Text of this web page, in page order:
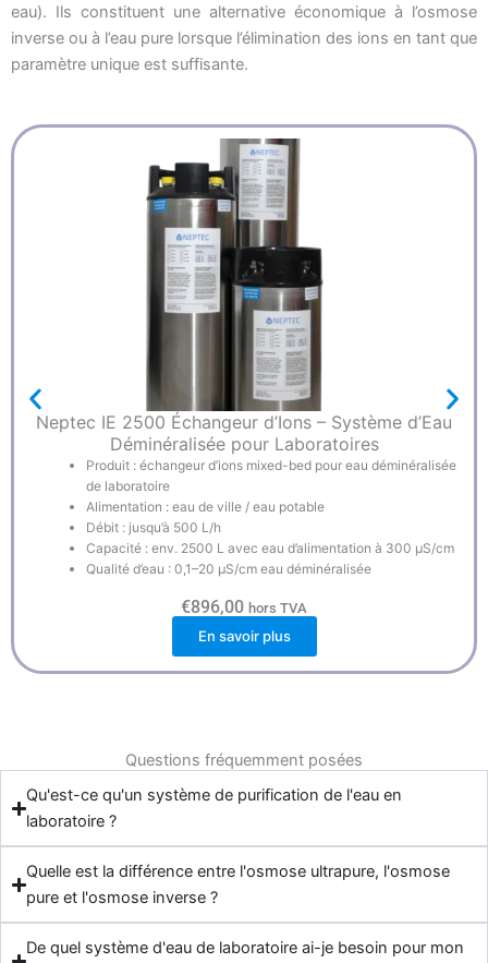
eau). Ils constituent une alternative économique à l’osmose
inverse ou à l’eau pure lorsque l’élimination des ions en tant que
paramètre unique est suffisante.
Neptec IE 2500 Échangeur d’Ions – Système d’Eau
Déminéralisée pour Laboratoires
Produit : échangeur d’ions mixed-bed pour eau déminéralisée
de laboratoire
Alimentation : eau de ville / eau potable
Débit : jusqu’à 500 L/h
Capacité : env. 2500 L avec eau d’alimentation à 300 µS/cm
Qualité d’eau : 0,1–20 µS/cm eau déminéralisée
€896,00 hors TVA
En savoir plus
Questions fréquemment posées
Qu'est-ce qu'un système de purification de l'eau en
laboratoire ?
Quelle est la différence entre l'osmose ultrapure, l'osmose
pure et l'osmose inverse ?
De quel système d'eau de laboratoire ai-je besoin pour mon